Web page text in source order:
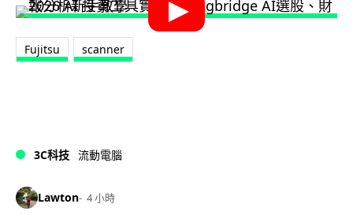
Fujitsu scanner
3C科技 流動電腦
Lawton 4 小時